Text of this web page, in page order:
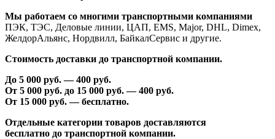
Мы работаем со многими транспортными компаниями
ПЭК, ТЭС, Деловые линии, ЦАП, EMS, Major, DHL, Dimex,
ЖелдорАльянс, Нордвилл, БайкалСервис и другие.
Стоимость доставки до транспортной компании.
До 5 000 руб. —400 руб.
От 5 000 руб. до 15 000 руб. —400 руб.
От 15 000 руб. — бесплатно.
Отдельные категории товаров доставляются
бесплатно до транспортной компании.